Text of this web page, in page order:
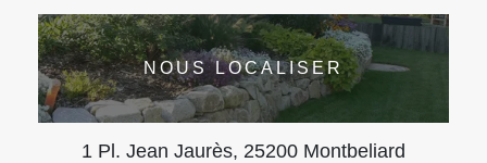
NOUS LOCALISER
1 Pl. Jean Jaurès, 25200 Montbeliard